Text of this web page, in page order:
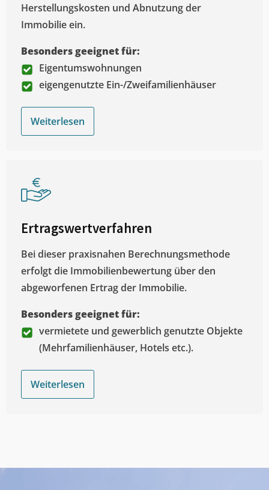
Herstellungskosten und Abnutzung der
Immobilie ein.
Besonders geeignet für:
Eigentumswohnungen
eigengenutzte Ein-/Zweifamilienhäuser
Weiterlesen
Ertragswertverfahren
Bei dieser praxisnahen Berechnungsmethode
erfolgt die Immobilienbewertung über den
abgeworfenen Ertrag der Immobilie.
Besonders geeignet für:
vermietete und gewerblich genutzte Objekte
(Mehrfamilienhäuser, Hotels etc.).
Weiterlesen